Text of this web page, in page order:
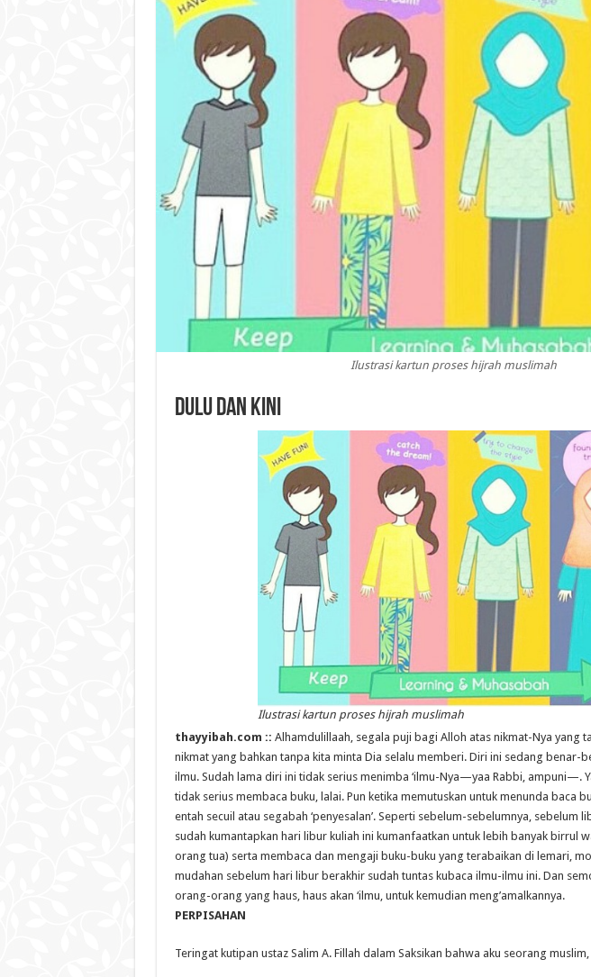
Ilustrasi kartun proses hijrah muslimah
Dulu dan Kini
Ilustrasi kartun proses hijrah muslimah
thayyibah.com :: Alhamdulillaah, segala puji bagi Alloh atas nikmat-Nya yang
nikmat yang bahkan tanpa kita minta Dia selalu memberi. Diri ini sedang benar-
ilmu. Sudah lama diri ini tidak serius menimba ‘ilmu-Nya—yaa Rabbi, ampuni—.
tidak serius membaca buku, lalai. Pun ketika memutuskan untuk menunda baca
entah secuil atau segabah ‘penyesalan’. Seperti sebelum-sebelumnya, sebelum
sudah kumantapkan hari libur kuliah ini kumanfaatkan untuk lebih banyak birrul
orang tua) serta membaca dan mengaji buku-buku yang terabaikan di lemari,
mudahan sebelum hari libur berakhir sudah tuntas kubaca ilmu-ilmu ini. Dan
orang-orang yang haus, haus akan ‘ilmu, untuk kemudian meng’amalkannya.
PERPISAHAN
Teringat kutipan ustaz Salim A. Fillah dalam Saksikan bahwa aku seorang muslim,